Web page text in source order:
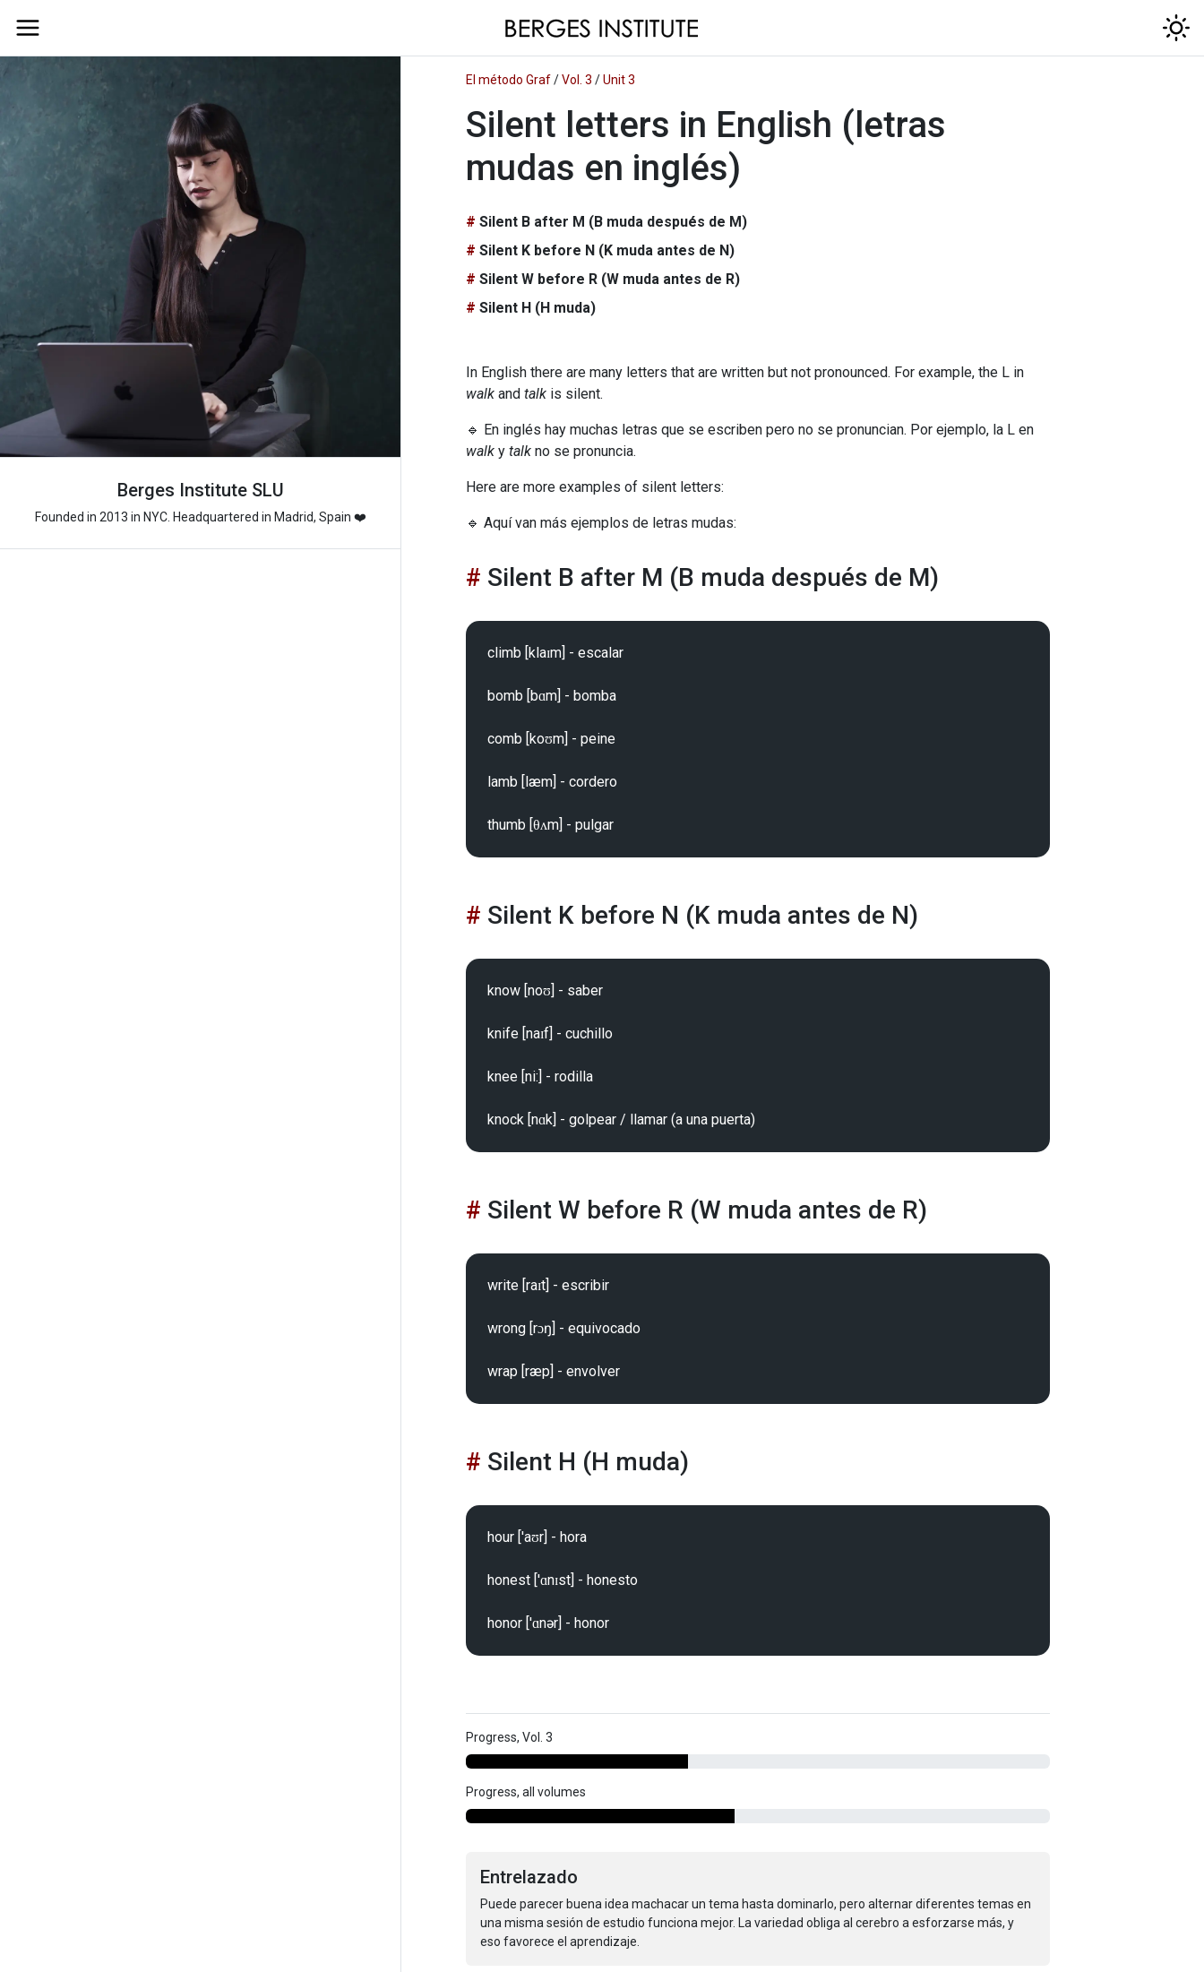
Berges Institute SLU
Founded in 2013 in NYC. Headquartered in Madrid, Spain ❤️
El método Graf/Vol. 3 /Unit 3
Silent letters in English (letras
mudas en inglés)
Silent B after M (B muda después de M)
Silent K before N (K muda antes de N)
Silent W before R (W muda antes de R)
Silent H (H muda)
In English there are many letters that are written but not pronounced. For example, the L in
walk and talk is silent.
🔹 En inglés hay muchas letras que se escriben pero no se pronuncian. Por ejemplo, la L en
walk y talk no se pronuncia.
Here are more examples of silent letters:
🔹 Aquí van más ejemplos de letras mudas:
Silent B after M (B muda después de M)
climb [klaɪm] - escalar
bomb [bɑm] - bomba
comb [koʊm] - peine
lamb [læm] - cordero
Silent K before N (K muda antes de N)
know [noʊ] - saber
knife [naɪf] - cuchillo
knee [ni:] - rodilla
Silent W before R (W muda antes de R)
write [raɪt] - escribir
wrong [rɔŋ] - equivocado
Silent H (H muda)
hour ['aʊr] - hora
honest ['ɑnɪst] - honesto
Progress, Vol. 3
Progress, all volumes
Entrelazado
Puede parecer buena idea machacar un tema hasta dominarlo, pero alternar diferentes temas en
una misma sesión de estudio funciona mejor. La variedad obliga al cerebro a esforzarse más, y
eso favorece el aprendizaje.